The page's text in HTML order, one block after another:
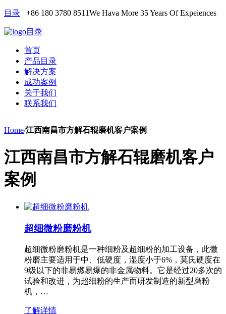
目录 +86 180 3780 8511We Hava More 35 Years Of Expeiences
目录
首页
产品目录
解决方案
成功案例
关于我们
联系我们
Home/江西南昌市方解石辊磨机客户案例
江西南昌市方解石辊磨机客户
案例
超细微粉磨粉机
超细微粉磨粉机是一种细粉及超细粉的加工设备，此微
粉磨主要适用于中、低硬度，湿度小于6%，莫氏硬度在
9级以下的非易燃易爆的非金属物料。它是经过20多次的
试验和改进，为超细粉的生产而研发制造的新型磨粉
机，…
了解详情